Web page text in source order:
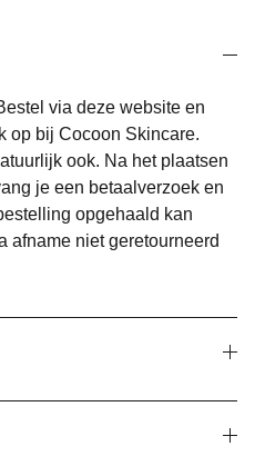
via deze website en
op bij Cocoon Skincare.
ook. Na het plaatsen
je een betaalverzoek en
opgehaald kan
afname niet geretourneerd